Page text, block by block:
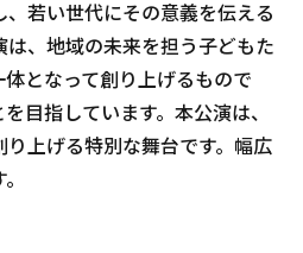
若い世代にその意義を伝える
、地域の未来を担う子どもた
となって創り上げるもので
目指しています。本公演は、
上げる特別な舞台です。幅広